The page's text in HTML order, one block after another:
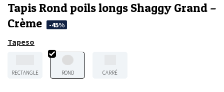
Tapis Rond poils longs Shaggy Grand –
Crème
-45%
Tapeso
RECTANGLE ROND CARRÉ